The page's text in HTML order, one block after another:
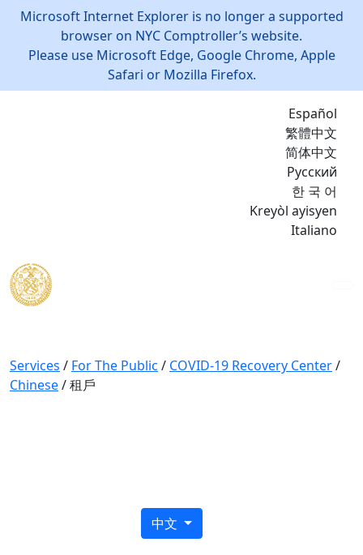
Microsoft Internet Explorer is no longer a supported
browser on NYC Comptroller’s website.
Please use Microsoft Edge, Google Chrome, Apple
Safari or Mozilla Firefox.
Español
繁體中文
简体中文
Русский
한 국 어
Kreyòl ayisyen
Italiano
Services / For The Public / COVID-19 Recovery Center/
Chinese/租戶
中文